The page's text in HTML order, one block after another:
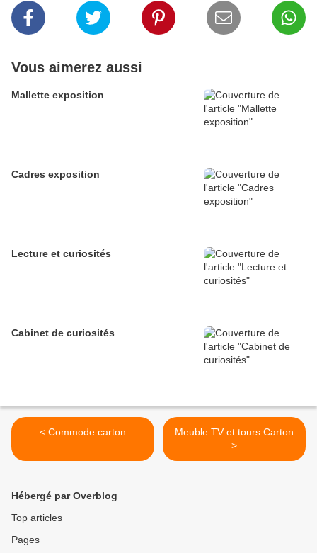
Vous aimerez aussi
Mallette exposition
Cadres exposition
Lecture et curiosités
Cabinet de curiosités
< Commode carton
Meuble TV et tours Carton
>
Hébergé par Overblog
Top articles
Pages